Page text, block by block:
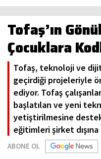
Tofaş’ın
Çocuklara
Tofaş, teknoloji ve
geçirdiği projeleriyle
ediyor. Tofaş
başlatılan ve yeni
yetiştirilmesine
eğitimleri şirket dışına
ABONE OL